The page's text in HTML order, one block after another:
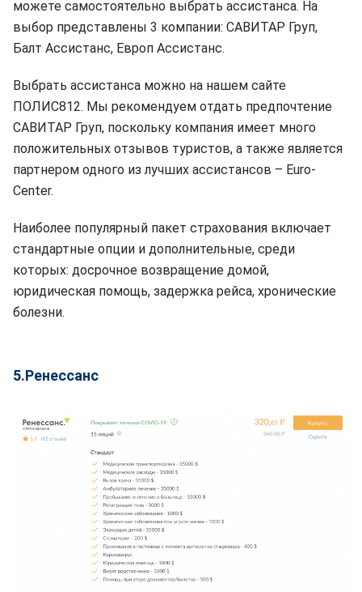
можете самостоятельно выбрать ассистанса. На
выбор представлены 3 компании: САВИТАР Груп,
Балт Ассистанс, Европ Ассистанс.
Выбрать ассистанса можно на нашем сайте
ПОЛИС812. Мы рекомендуем отдать предпочтение
САВИТАР Груп, поскольку компания имеет много
положительных отзывов туристов, а также является
партнером одного из лучших ассистансов – Euro-
Center.
Наиболее популярный пакет страхования включает
стандартные опции и дополнительные, среди
которых: досрочное возвращение домой,
юридическая помощь, задержка рейса, хронические
болезни.
5.Ренессанс